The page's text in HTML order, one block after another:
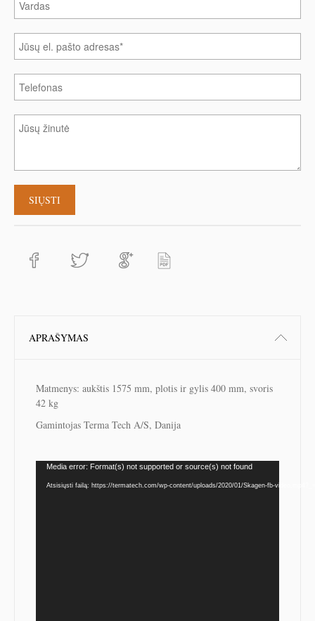
APRAŠYMAS
Matmenys: aukštis 1575 mm, plotis ir gylis 400 mm, svoris
42 kg
Gamintojas Terma Tech A/S, Danija
Video
grotuvas
Media error: Format(s) not supported or source(s) not found
Atsisiųsti failą: https://termatech.com/wp-content/uploads/2020/01/Skagen-fb-